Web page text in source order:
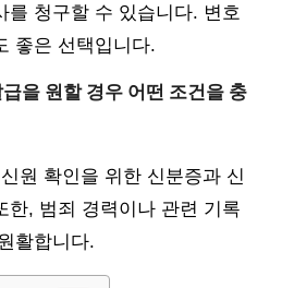
를 청구할 수 있습니다. 변호
좋은 선택입니다.
을 원할 경우 어떤 조건을 충
원 확인을 위한 신분증과 신
한, 범죄 경력이나 관련 기록
활합니다.